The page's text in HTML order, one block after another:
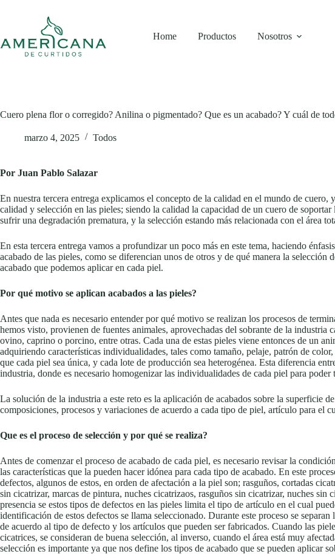
Home Productos Nosotros
Cuero plena flor o corregido? Anilina o pigmentado? Que es un acabado? Y cuál de
marzo 4, 2025 Todos
Por Juan Pablo Salazar
En nuestra tercera entrega explicamos el concepto de la calidad en el mundo de cuero,
calidad y selección en las pieles; siendo la calidad la capacidad de un cuero de
sufrir una degradación prematura, y la selección estando más relacionada con el área
En esta tercera entrega vamos a profundizar un poco más en este tema, haciendo
acabado de las pieles, como se diferencian unos de otros y de qué manera la selección
acabado que podemos aplicar en cada piel.
Por qué motivo se aplican acabados a las pieles?
Antes que nada es necesario entender por qué motivo se realizan los procesos de
hemos visto, provienen de fuentes animales, aprovechadas del sobrante de la industria
ovino, caprino o porcino, entre otras. Cada una de estas pieles viene entonces de un
adquiriendo características individualidades, tales como tamaño, pelaje, patrón de
que cada piel sea única, y cada lote de producción sea heterogénea. Esta diferencia
industria, donde es necesario homogenizar las individualidades de cada piel para
La solución de la industria a este reto es la aplicación de acabados sobre la superficie
composiciones, procesos y variaciones de acuerdo a cada tipo de piel, artículo para el
Que es el proceso de selección y por qué se realiza?
Antes de comenzar el proceso de acabado de cada piel, es necesario revisar la
las características que la pueden hacer idónea para cada tipo de acabado. En este
defectos, algunos de estos, en orden de afectación a la piel son; rasguños, cortadas
sin cicatrizar, marcas de pintura, nuches cicatrizaos, rasguños sin cicatrizar, nuches sin
presencia se estos tipos de defectos en las pieles limita el tipo de artículo en el cual
identificación de estos defectos se llama seleccionado. Durante este proceso se
de acuerdo al tipo de defecto y los artículos que pueden ser fabricados. Cuando las
cicatrices, se consideran de buena selección, al inverso, cuando el área está muy
selección es importante ya que nos define los tipos de acabado que se pueden aplicar